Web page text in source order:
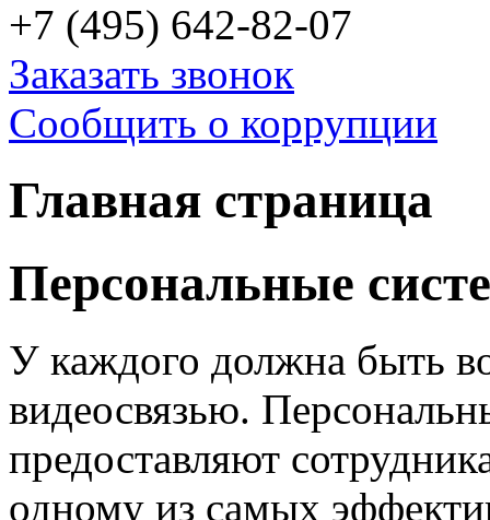
+7 (495) 642-82-07
Заказать звонок
Сообщить о коррупции
Главная страница
Персональные
У каждого должна быть
видеосвязью.
предоставляют
одному из самых